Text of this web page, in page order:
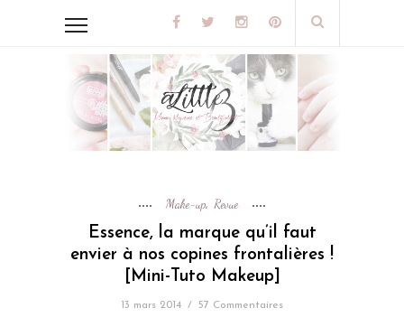
Make-up, Revue
Essence, la marque qu’il faut
envier à nos copines frontalières !
[Mini-Tuto Makeup]
13 mars 2014 / 57 Commentaires